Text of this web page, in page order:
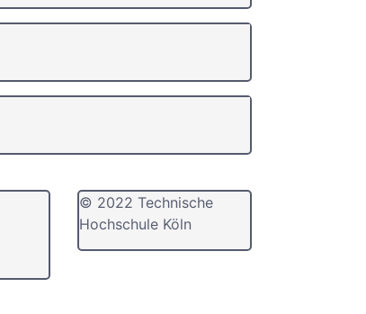
© 2022 Technische
Hochschule Köln